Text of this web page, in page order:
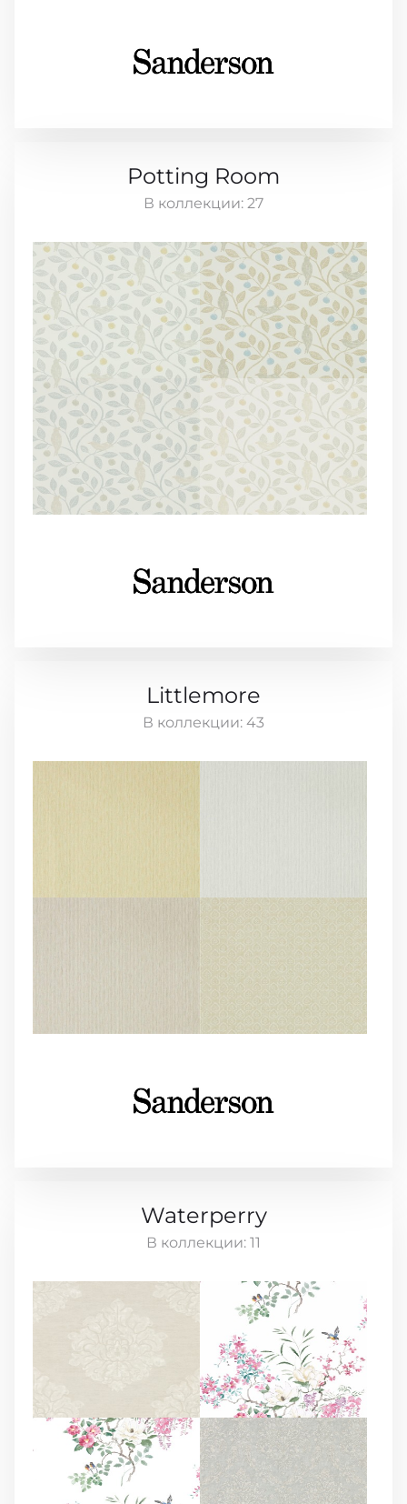
Potting Room
В коллекции: 27
Littlemore
В коллекции: 43
Waterperry
В коллекции: 11